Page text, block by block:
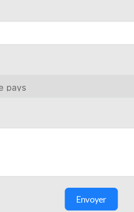
Envoyer